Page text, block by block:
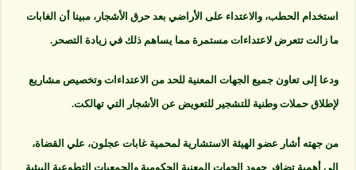
استخدام الحطب، والاعتداء على الأراضي بعد حرق الأشجار، مبينا أن الغابات
ما زالت تتعرض لاعتداءات مستمرة مما يساهم ذلك في زيادة التصحر.
ودعا إلى تعاون جميع الجهات المعنية للحد من الاعتداءات وتخصيص مشاريع
لإطلاق حملات وطنية للتشجير للتعويض عن الأشجار التي تهالكت.
من جهته أشار عضو الهيئة الاستشارية لمحمية غابات عجلون، علي القضاة،
إلى أهمية تضافر جهود الجهات المعنية الحكومية والجمعيات التطوعية البيئية